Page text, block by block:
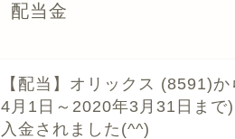
配当金
【配当】オリックス (8591)
4月1日～2020年3月31日ま
入金されました(^^)